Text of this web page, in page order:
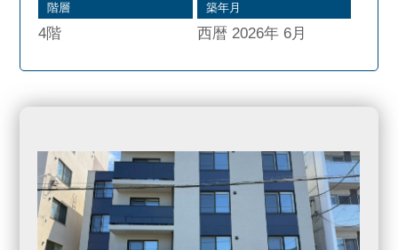
階層
4階
築年月
西暦 2026年 6月